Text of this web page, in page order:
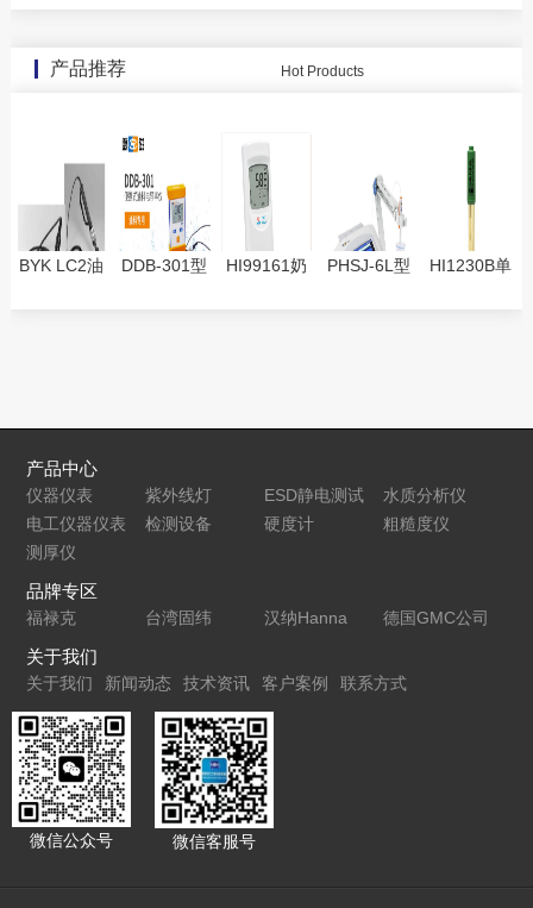
产品推荐 Hot Products
BYK LC2油
DDB-301型
HI99161奶
PHSJ-6L型
HI1230B单
产品中心
仪器仪表 紫外线灯
ESD静电测试
仪
水质分析仪
电工仪器仪表
检测设备 硬度计
粗糙度仪
测厚仪
品牌专区
福禄克 台湾固纬 汉纳Hanna 德国GMC公司
关于我们
关于我们 新闻动态 技术资讯 客户案例 联系方式
微信公众号 微信客服号